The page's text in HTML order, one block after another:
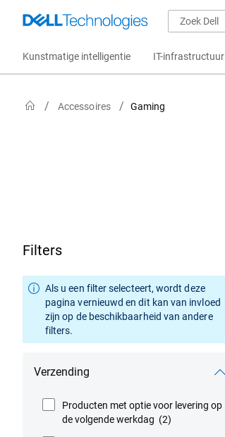
Kunstmatige intelligentie IT-infrastructuur
Accessoires Gaming
Filters
Als u een filter selecteert, wordt deze
pagina vernieuwd en dit kan van invloed
zijn op de beschikbaarheid van andere
filters.
Verzending
Producten met optie voor levering op
de volgende werkdag (2)